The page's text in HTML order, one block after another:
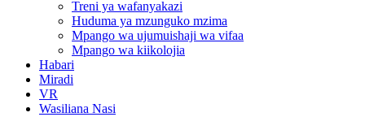
Treni ya wafanyakazi
Huduma ya mzunguko mzima
Mpango wa ujumuishaji wa vifaa
Mpango wa kiikolojia
Habari
Miradi
VR
Wasiliana Nasi